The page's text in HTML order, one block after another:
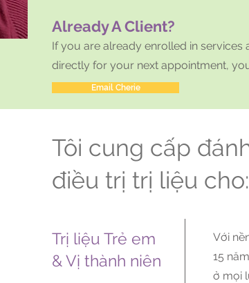
Already A Client?
If you are already enrolled in services
directly for your next appointment,
Email Cherie
Tôi cung cấp
điều trị trị liệu
Trị liệu Trẻ em
& Vị thành niên
Với
15
ở mọi